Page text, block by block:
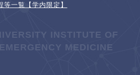
等一覧【学内限定】
INSTITUTE OF
MEDICINE